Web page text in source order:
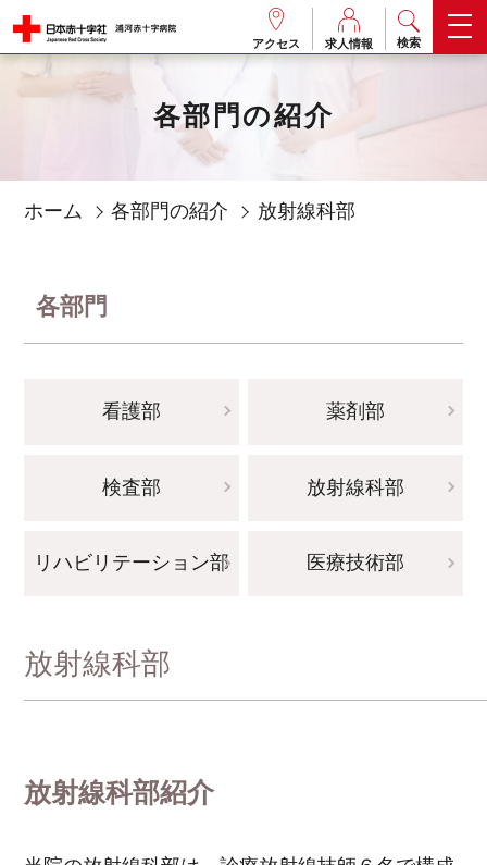
アクセス 求人情報 検索
各部門の紹介
ホーム 各部門の紹介 放射線科部
各部門
看護部 薬剤部
検査部 放射線科部
リハビリテーション部 医療技術部
放射線科部
放射線科部紹介